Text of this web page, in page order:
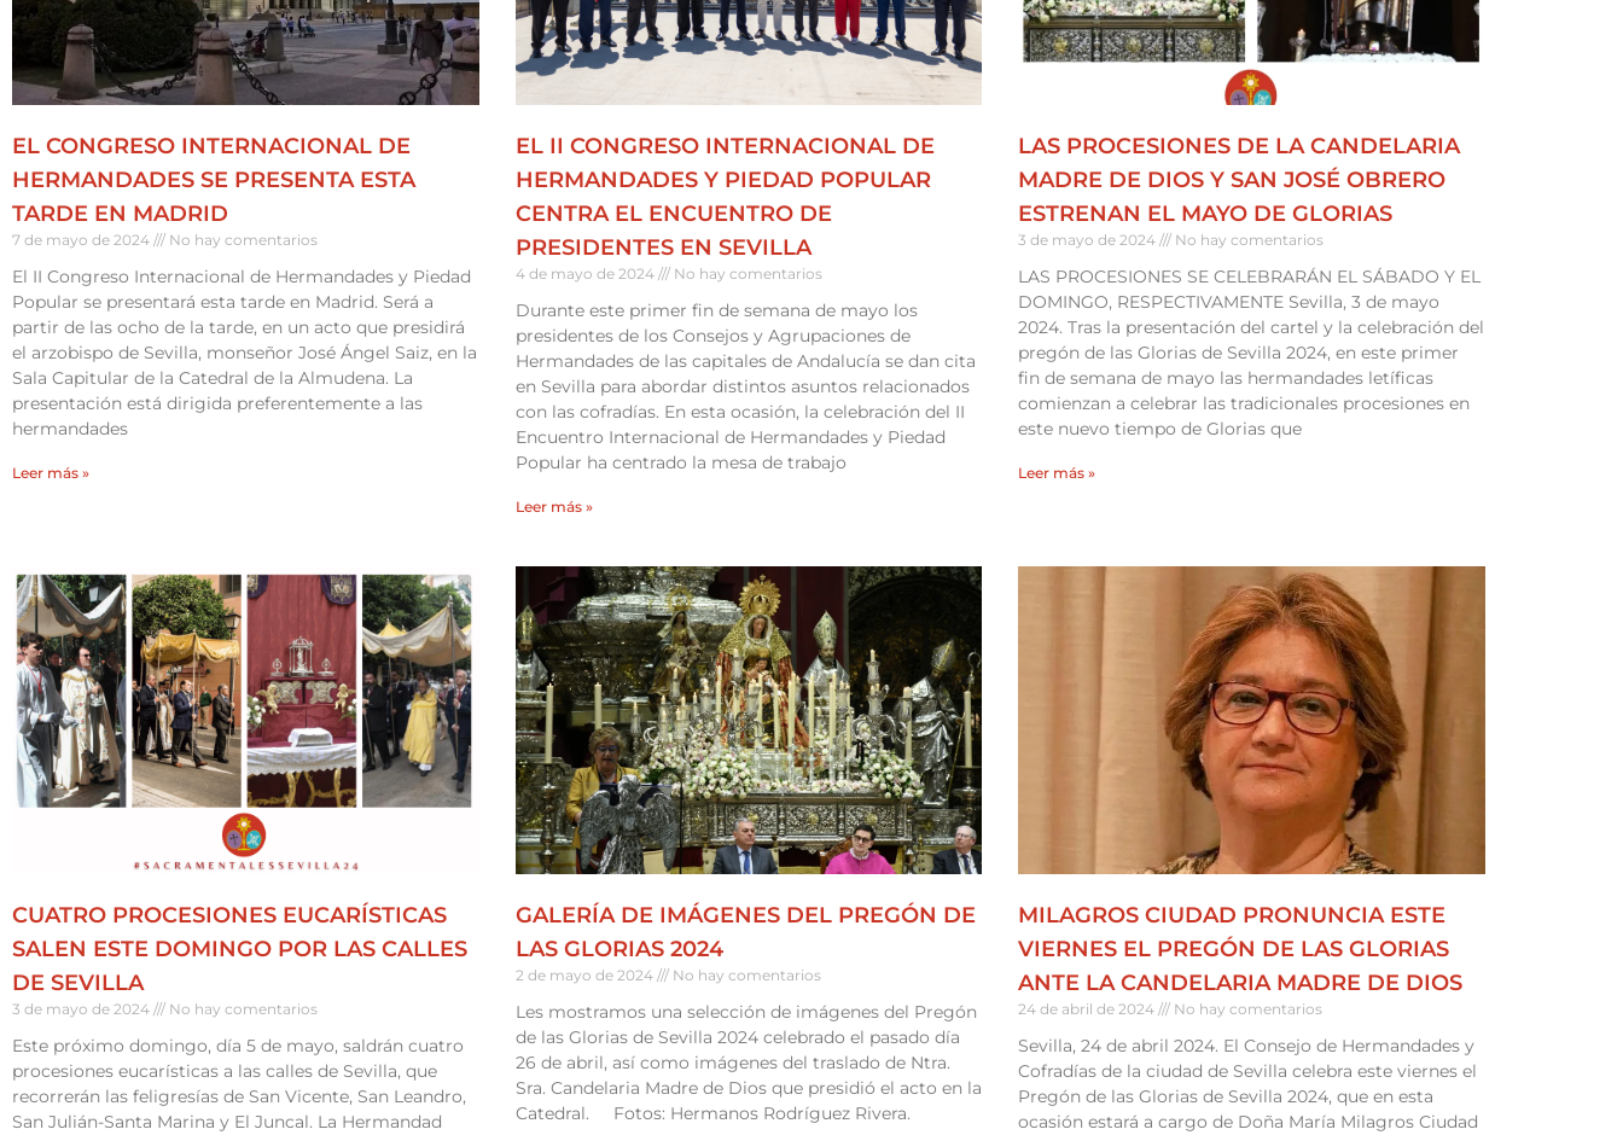
EL CONGRESO INTERNACIONAL DE
HERMANDADES SE PRESENTA ESTA
TARDE EN MADRID
7 de mayo de 2024 No hay comentarios
El II Congreso Internacional de Hermandades y Piedad
Popular se presentará esta tarde en Madrid. Será a
partir de las ocho de la tarde, en un acto que presidirá
el arzobispo de Sevilla, monseñor José Ángel Saiz, en la
Sala Capitular de la Catedral de la Almudena. La
presentación está dirigida preferentemente a las
hermandades
Leer más »
EL II CONGRESO INTERNACIONAL DE
HERMANDADES Y PIEDAD POPULAR
CENTRA EL ENCUENTRO DE
PRESIDENTES EN SEVILLA
4 de mayo de 2024 No hay comentarios
Durante este primer fin de semana de mayo los
presidentes de los Consejos y Agrupaciones de
Hermandades de las capitales de Andalucía se dan cita
en Sevilla para abordar distintos asuntos relacionados
con las cofradías. En esta ocasión, la celebración del II
Encuentro Internacional de Hermandades y Piedad
Popular ha centrado la mesa de trabajo
Leer más »
LAS PROCESIONES DE LA CANDELARIA
MADRE DE DIOS Y SAN JOSÉ OBRERO
ESTRENAN EL MAYO DE GLORIAS
3 de mayo de 2024 No hay comentarios
LAS PROCESIONES SE CELEBRARÁN EL SÁBADO Y EL
DOMINGO, RESPECTIVAMENTE Sevilla, 3 de mayo
2024. Tras la presentación del cartel y la celebración del
pregón de las Glorias de Sevilla 2024, en este primer
fin de semana de mayo las hermandades letíficas
comienzan a celebrar las tradicionales procesiones en
este nuevo tiempo de Glorias que
Leer más »
CUATRO PROCESIONES EUCARÍSTICAS
SALEN ESTE DOMINGO POR LAS CALLES
DE SEVILLA
3 de mayo de 2024 No hay comentarios
Este próximo domingo, día 5 de mayo, saldrán cuatro
procesiones eucarísticas a las calles de Sevilla, que
recorrerán las feligresías de San Vicente, San Leandro,
San Julián-Santa Marina y El Juncal. La Hermandad
GALERÍA DE IMÁGENES DEL PREGÓN DE
LAS GLORIAS 2024
2 de mayo de 2024 No hay comentarios
Les mostramos una selección de imágenes del Pregón
de las Glorias de Sevilla 2024 celebrado el pasado día
26 de abril, así como imágenes del traslado de Ntra.
Sra. Candelaria Madre de Dios que presidió el acto en la
Catedral. Fotos: Hermanos Rodríguez Rivera.
MILAGROS CIUDAD PRONUNCIA ESTE
VIERNES EL PREGÓN DE LAS GLORIAS
ANTE LA CANDELARIA MADRE DE DIOS
24 de abril de 2024 No hay comentarios
Sevilla, 24 de abril 2024. El Consejo de Hermandades y
Cofradías de la ciudad de Sevilla celebra este viernes el
Pregón de las Glorias de Sevilla 2024, que en esta
ocasión estará a cargo de Doña María Milagros Ciudad